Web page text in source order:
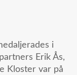
i
Erik Ås,
Kloster var på